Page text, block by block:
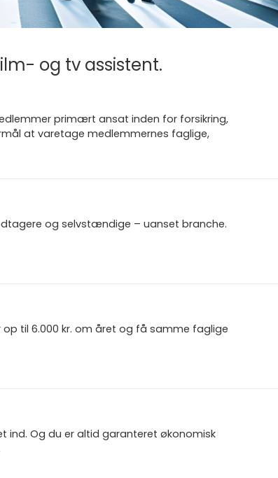
og tv assistent.
primært ansat inden for forsikring,
at varetage medlemmernes faglige,
og selvstændige – uanset branche.
til 6.000 kr. om året og få samme faglige
ind. Og du er altid garanteret økonomisk